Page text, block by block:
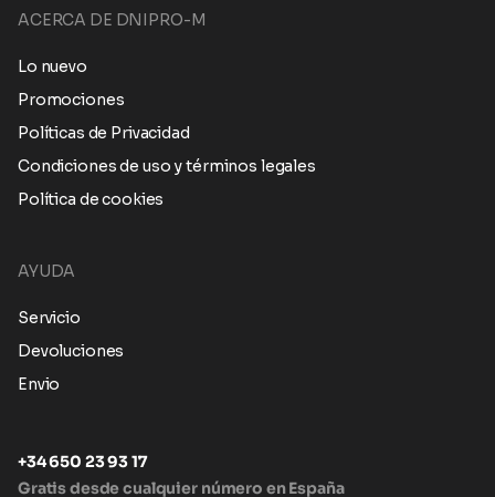
ACERCA DE DNIPRO-M
Lo nuevo
Promociones
Políticas de Privacidad
Condiciones de uso y términos legales
Política de cookies
AYUDA
Servicio
Devoluciones
Envio
+34 650 23 93 17
Gratis desde cualquier número en España